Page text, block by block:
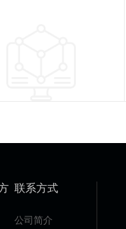
联系方式
公司简介